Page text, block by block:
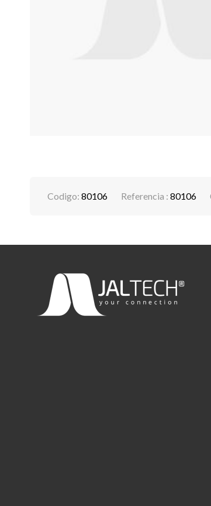
Codigo: 80106 Referencia : 80106